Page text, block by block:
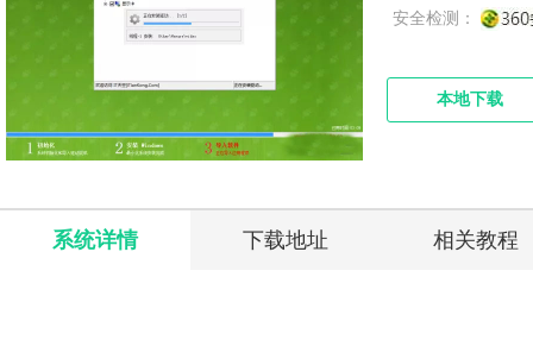
安全检测：
本地下载
系统详情 下载地址 相关教程